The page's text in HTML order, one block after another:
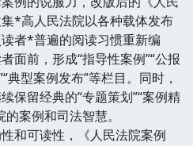
*高人民法院以各种载体发布
者*普遍的阅读习惯重新编
面前，形成“指导性案例”“公报
典型案例发布”等栏目。同时，
保留经典的“专题策划”“案例精
案例和司法智慧。
可读性，《人民法院案例